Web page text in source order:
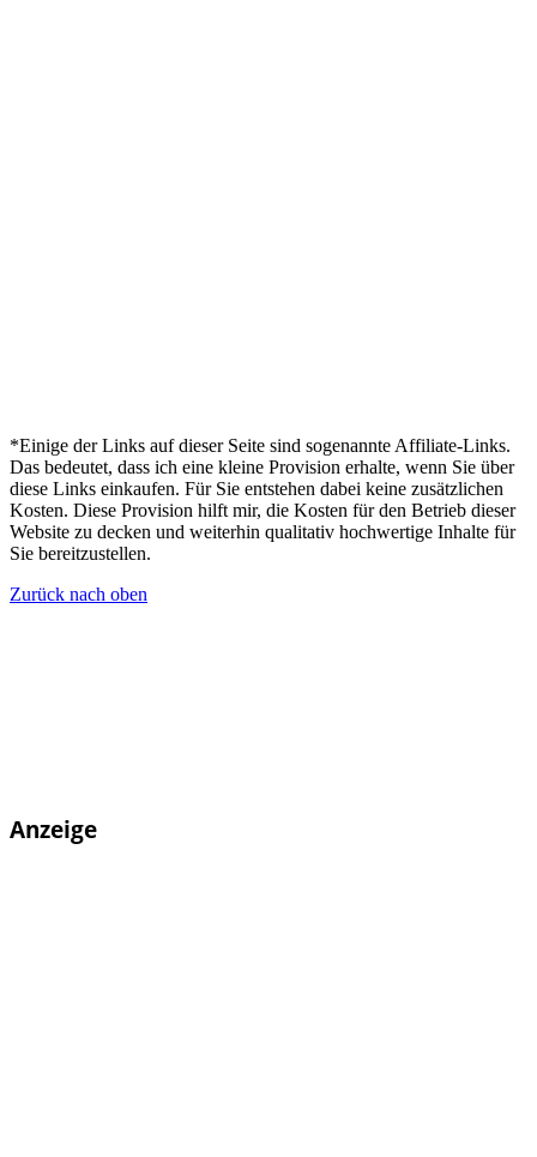
*Einige der Links auf dieser Seite sind sogenannte Affiliate-Links.
Das bedeutet, dass ich eine kleine Provision erhalte, wenn Sie über
diese Links einkaufen. Für Sie entstehen dabei keine zusätzlichen
Kosten. Diese Provision hilft mir, die Kosten für den Betrieb dieser
Website zu decken und weiterhin qualitativ hochwertige Inhalte für
Sie bereitzustellen.
Zurück nach oben
Anzeige